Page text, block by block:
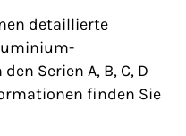
detaillierte
Serien A, B, C, D
finden Sie